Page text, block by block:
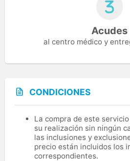
Acudes
al centro médico y
CONDICIONES
La compra de este
su realización sin ningún
las inclusiones y
precio están incluidos los
correspondientes.